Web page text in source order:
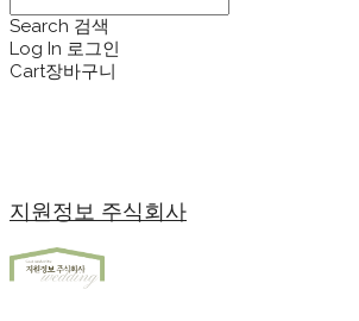
Search 검색
Log In 로그인
Cart장바구니
지원정보 주식회사